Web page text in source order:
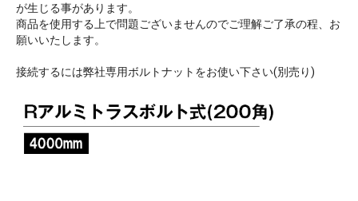
が生じる事があります。
商品を使用する上で問題ございませんのでご理解ご了承の程、お
願いいたします。
接続するには弊社専用ボルトナットをお使い下さい(別売り)